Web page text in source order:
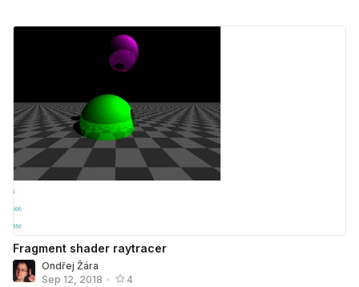
Fragment shader raytracer
Ondřej Žára
Sep 12, 2018 • 4